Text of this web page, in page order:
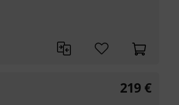
219 €